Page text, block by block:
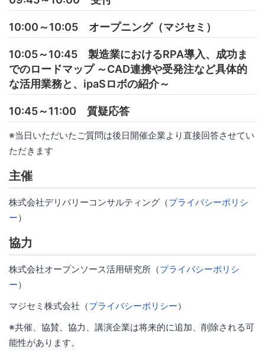
10:00～10:05 オープニング（マジセミ）
10:05～10:45 製造業におけるRPA導入、成功ま
でのロードマップ ～CAD連携や受発注など具体的
な活用業務と、ipaSロボの紹介～
10:45～11:00 質疑応答
※当日いただいたご質問は後日開催企業より直接回答させてい
ただきます
主催
株式会社デリバリーコンサルティング（プライバシーポリシ
ー）
協力
株式会社オープンソース活用研究所（プライバシーポリシ
ー）
マジセミ株式会社（プライバシーポリシー）
※共催、協賛、協力、講演企業は将来的に追加、削除される可
能性があります。